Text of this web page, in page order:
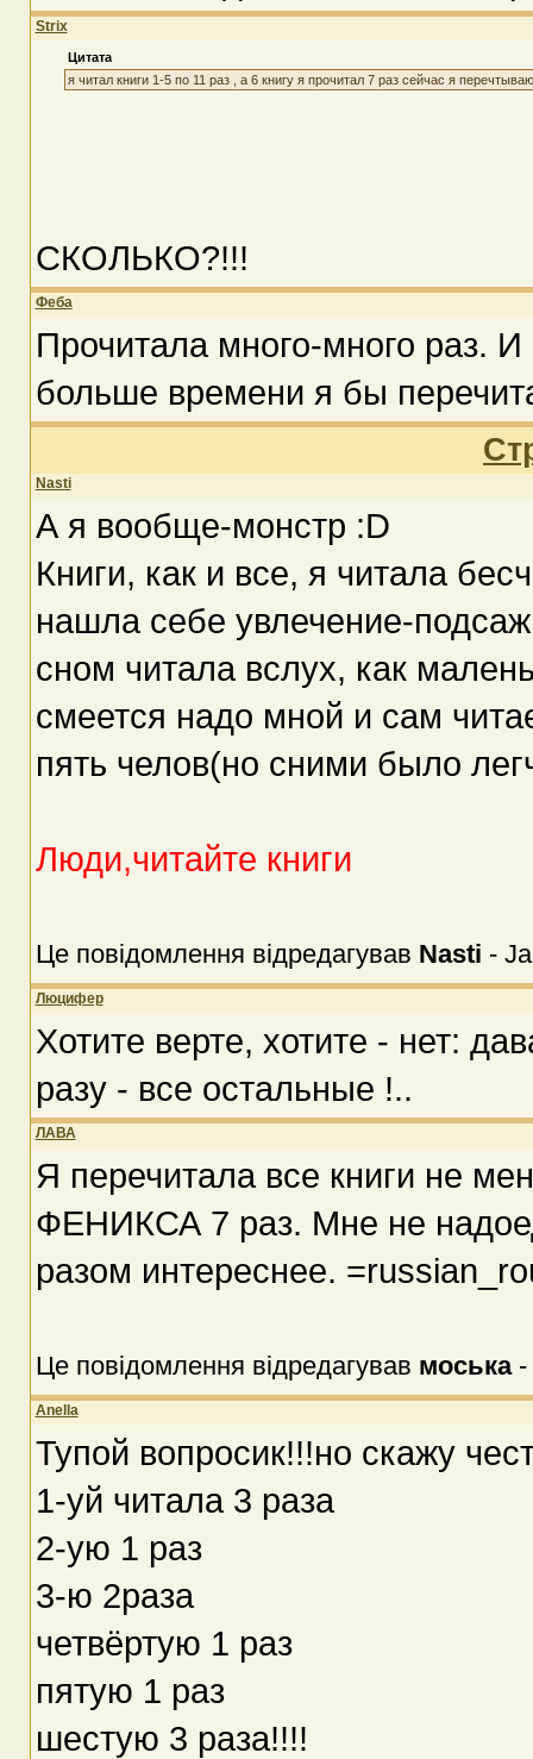
Strix
Цитата
я читал книги 1-5 по 11 раз , а 6 книгу я прочитал 7 раз сейчас я
СКОЛЬКО?!!!
Феба
Прочитала много-много раз.
больше времени я бы
Nasti
А я вообще-монстр :D
Книги, как и все, я читала
нашла себе увлечение-
сном читала вслух, как
смеется надо мной и сам
пять челов(но сними было
Люди,читайте книги
Це повідомлення відредагував Nasti -
Люцифер
Хотите верте, хотите - нет:
разу - все остальные !..
ЛАВА
Я перечитала все книги не
ФЕНИКСА 7 раз. Мне не
разом интереснее.
Це повідомлення відредагував моська-
Anella
Тупой вопросик!!!но скажу
1-уй читала 3 раза
2-ую 1 раз
3-ю 2раза
четвёртую 1 раз
пятую 1 раз
шестую 3 раза!!!!